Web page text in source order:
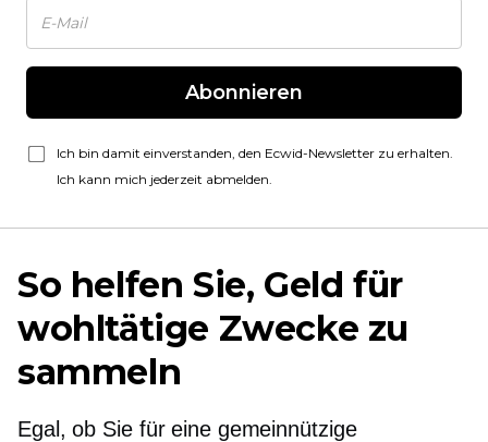
Abonnieren
Ich bin damit einverstanden, den Ecwid-Newsletter zu erhalten.
Ich kann mich jederzeit abmelden.
So helfen Sie, Geld für
wohltätige Zwecke zu
sammeln
Egal, ob Sie für eine gemeinnützige